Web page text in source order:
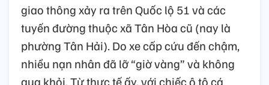
giao thông xảy ra trên Quốc lộ 51 và các
tuyến đường thuộc xã Tân Hòa cũ (nay là
phường Tân Hải). Do xe cấp cứu đến chậm,
nhiều nạn nhân đã lỡ “giờ vàng” và không
qua khỏi. Từ thực tế ấy, với chiếc ô tô cá